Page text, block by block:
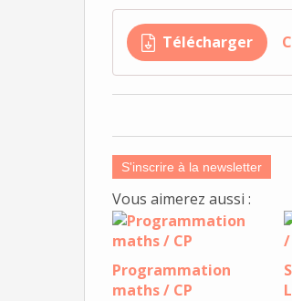
Télécharger
S'inscrire à la newsletter
Vous aimerez aussi :
Programmation
maths / CP